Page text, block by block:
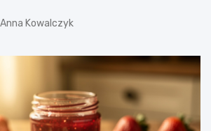
Anna Kowalczyk